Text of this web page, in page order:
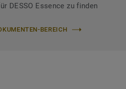
DESSO Essence zu finden
BEREICH